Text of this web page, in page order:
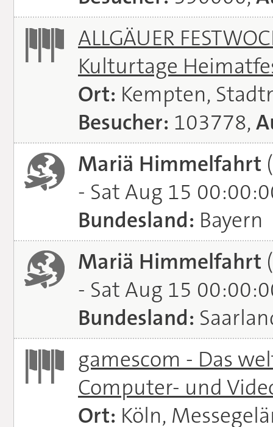
ALLGÄUER
Kulturtage
Ort: Kempten,
Besucher: 103778,
Mariä Himmelfahrt
- Sat Aug 15
Bundesland: Bayern
Mariä Himmelfahrt
- Sat Aug 15
Bundesland:
gamescom - Das
Computer- und
Ort: Köln,